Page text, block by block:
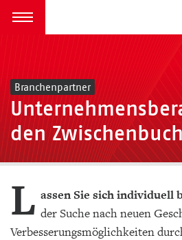
zum Inhalt springen
Menü öffnen
Branchenpartner
den
L assen Sie sich individuell
der Suche nach neuen
Verbesserungsmöglichkeiten